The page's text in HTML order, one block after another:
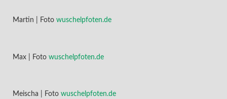
Martin | Foto wuschelpfoten.de
Max | Foto wuschelpfoten.de
Meischa | Foto wuschelpfoten.de